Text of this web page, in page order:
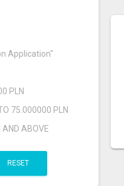
Application"
PLN
75.000000 PLN
ABOVE
RESET